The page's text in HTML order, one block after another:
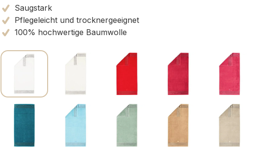
Saugstark
Pflegeleicht und trocknergeeignet
100% hochwertige Baumwolle